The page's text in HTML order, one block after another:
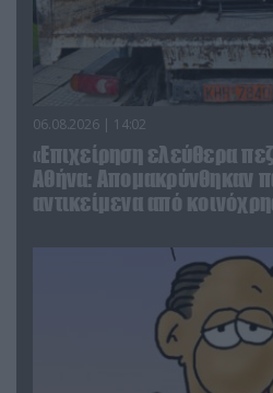
06.08.2026 | 14:02
«Επιχείρηση ελεύθερα
Αθήνα: Απομακρύνθηκαν
αντικείμενα από